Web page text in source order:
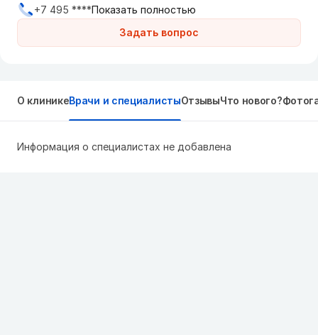
Задать вопрос
+7 495 ****Показать полностью
О клиникеВрачи и специалистыОтзывыЧто нового?
Информация о специалистах не добавлена